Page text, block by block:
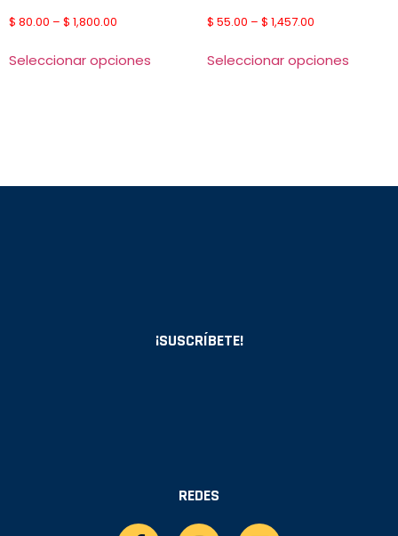
$ 80.00 – $ 1,800.00
Seleccionar opciones
$ 55.00 – $ 1,457.00
Seleccionar opciones
¡SUSCRÍBETE!
REDES